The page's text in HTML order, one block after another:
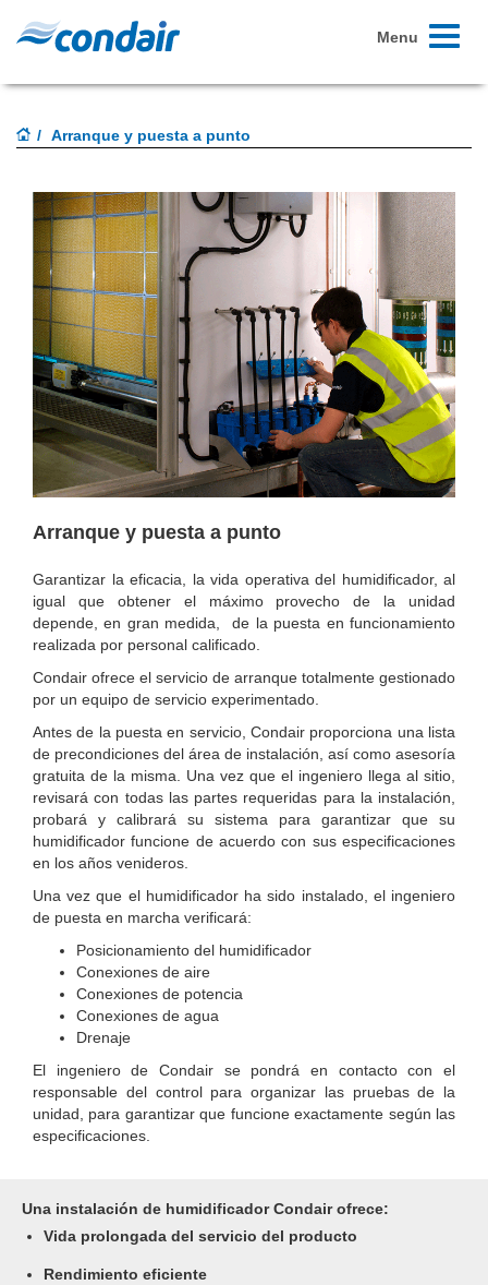
Toggle
Menu
Arranque y puesta a punto
Arranque y puesta a punto
Garantizar la eficacia, la vida operativa del humidificador, al
igual que obtener el máximo provecho de la unidad
depende, en gran medida, de la puesta en funcionamiento
realizada por personal calificado.
Condair ofrece el servicio de arranque totalmente gestionado
por un equipo de servicio experimentado.
Antes de la puesta en servicio, Condair proporciona una lista
de precondiciones del área de instalación, así como asesoría
gratuita de la misma. Una vez que el ingeniero llega al sitio,
revisará con todas las partes requeridas para la instalación,
probará y calibrará su sistema para garantizar que su
humidificador funcione de acuerdo con sus especificaciones
en los años venideros.
Una vez que el humidificador ha sido instalado, el ingeniero
de puesta en marcha verificará:
Posicionamiento del humidificador
Conexiones de aire
Conexiones de potencia
Conexiones de agua
Drenaje
El ingeniero de Condair se pondrá en contacto con el
responsable del control para organizar las pruebas de la
unidad, para garantizar que funcione exactamente según las
especificaciones.
Una instalación de humidificador Condair ofrece:
Vida prolongada del servicio del producto
Rendimiento eficiente